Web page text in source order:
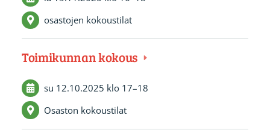
osastojen kokoustilat
Toimikunnan kokous
su 12.10.2025 klo 17–18
Osaston kokoustilat